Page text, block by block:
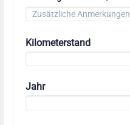
Kilometerstand
Jahr